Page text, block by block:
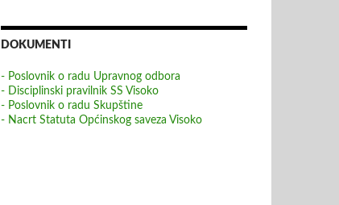
DOKUMENTI
- Poslovnik o radu Upravnog odbora
- Disciplinski pravilnik SS Visoko
- Poslovnik o radu Skupštine
- Nacrt Statuta Općinskog saveza Visoko